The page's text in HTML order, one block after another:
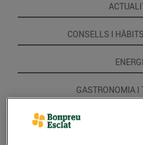
CONSELLS I
GASTRONOMIA I